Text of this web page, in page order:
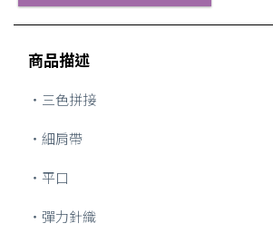
商品描述
・三色拼接
・細肩帶
・平口
・彈力針織